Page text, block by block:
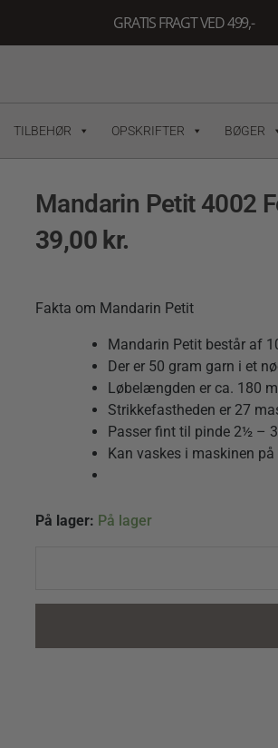
GRATIS FRAGT VED 499,-
TILBEHØR OPSKRIFTER BØGER
Mandarin Petit 4002
39,00 kr.
Fakta om Mandarin Petit
Mandarin Petit består af
Der er 50 gram garn i et
Løbelængden er ca. 180
Strikkefastheden er 27
Passer fint til pinde 2½ –
Kan vaskes i maskinen
På lager: På lager
Mandarin
quantity